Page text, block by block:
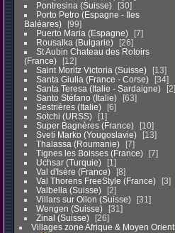
Pontresina (Suisse)
30
Porto Petro (Espagne - Iles
Baléares)
99
Puerto Maria (Espagne)
7
Rousalka (Bulgarie)
26
St Aubin Chateau des Rotoirs
(France)
12
Saint Moritz Victoria (Suisse)
13
Santa Giulia (France - Corse)
34
Santa Teresa (Italie - Sardaigne)
2
Santo Stéfano (Italie)
63
Sestrières (Italie)
6
Sotchi (URSS)
1
Super Bagnères (France)
10
Sveti Marko (Yougoslavie)
13
Thalassa (Roumanie)
7
Tignes les Boisses (France)
7
Uchsar (Turquie)
1
Val d'Isère (France)
8
Val Thorens FreeStyle (France)
3
Valbella (Suisse)
2
Villars sur Ollon (Suisse)
31
Wengen (Suisse)
31
Zinal (Suisse)
26
Villages zone Afrique & Moyen Orient